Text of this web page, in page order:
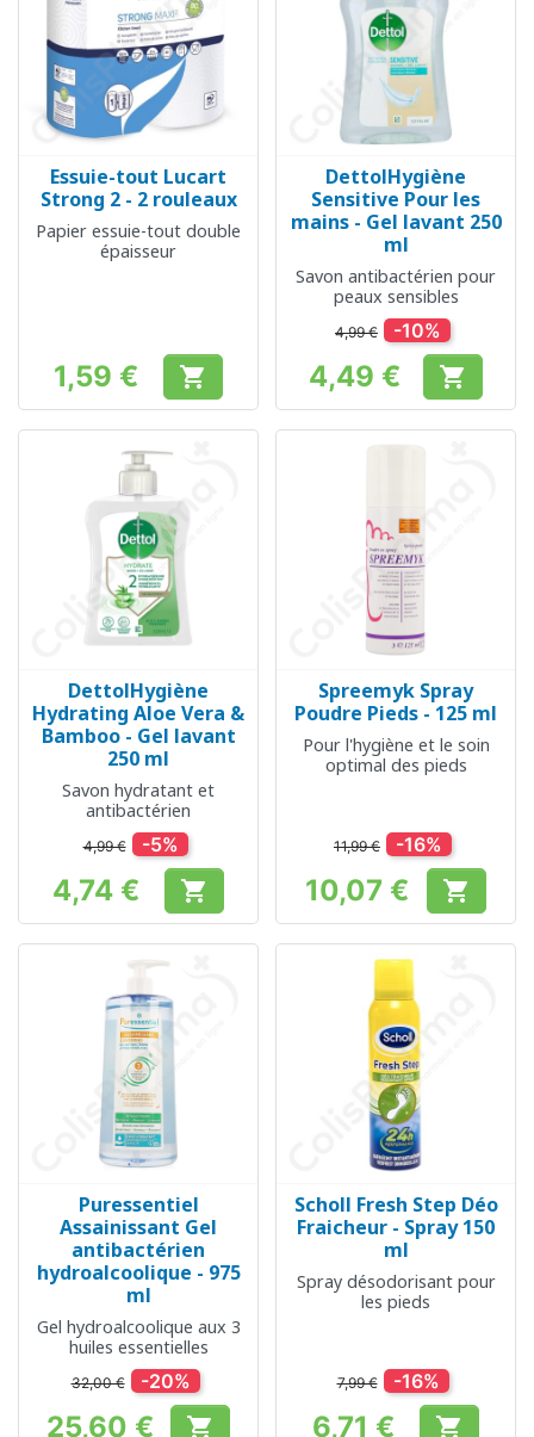
Essuie-tout Lucart
Strong 2 - 2 rouleaux
Papier essuie-tout double
épaisseur
Prix
1,59 € 
DettolHygiène
Sensitive Pour les
mains - Gel lavant 250
ml
Savon antibactérien pour
peaux sensibles
4,99 € -10%
Prix
4,49 € 
DettolHygiène
Hydrating Aloe Vera &
Bamboo - Gel lavant
250 ml
Savon hydratant et
antibactérien
4,99 € -5%
Prix
4,74 € 
Spreemyk Spray
Poudre Pieds - 125 ml
Pour l'hygiène et le soin
optimal des pieds
11,99 € -16%
Prix
10,07 € 
Puressentiel
Assainissant Gel
antibactérien
hydroalcoolique - 975
ml
Gel hydroalcoolique aux 3
huiles essentielles
32,00 € -20%
25,60 € 
Scholl Fresh Step Déo
Fraicheur - Spray 150
ml
Spray désodorisant pour
les pieds
7,99 € -16%
6,71 € 